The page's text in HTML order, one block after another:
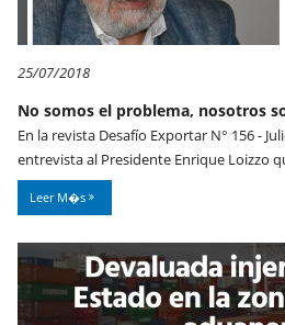
25/07/2018
No somos el problema, nosotros
En la revista Desafío Exportar N° 156 -
entrevista al Presidente Enrique Loizzo
Leer M�s